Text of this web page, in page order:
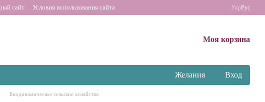
сайт Условия использования сайта УкрРус
Моя корзина
Желания Вход
Биодинамическое сельское хозяйство